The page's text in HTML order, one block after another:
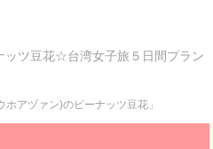
ッツ豆花☆台湾女子旅５日間プラン
アヅァン)のピーナッツ豆花」